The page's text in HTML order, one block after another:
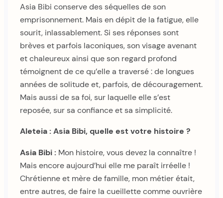
Asia Bibi conserve des séquelles de son
emprisonnement. Mais en dépit de la fatigue, elle
sourit, inlassablement. Si ses réponses sont
brèves et parfois laconiques, son visage avenant
et chaleureux ainsi que son regard profond
témoignent de ce qu’elle a traversé : de longues
années de solitude et, parfois, de découragement.
Mais aussi de sa foi, sur laquelle elle s’est
reposée, sur sa confiance et sa simplicité.
Aleteia : Asia Bibi, quelle est votre histoire ?
Asia Bibi : Mon histoire, vous devez la connaître !
Mais encore aujourd’hui elle me paraît irréelle !
Chrétienne et mère de famille, mon métier était,
entre autres, de faire la cueillette comme ouvrière